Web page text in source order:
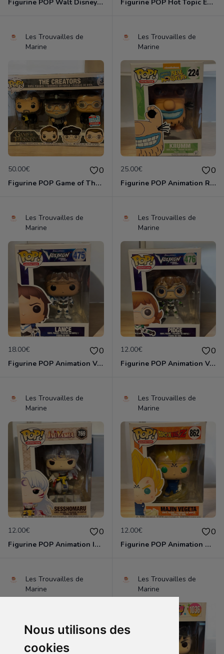
Nous utilisons des
cookies
Figurine POP Walt Disney World 1163 Mickey Mouse on the people mover neuve non deboxee Figurine POP Hot Topic Exclusive SE Ht Nerdette neuve non deboxee
Les Trouvailles de
Marine
50.00€ 0
Figurine POP Game of Thrones The Creators 3 pack The Fall Convention Exclusive neuve non deboxee
Les Trouvailles de
Marine
25.00€ 0
Figurine POP Animation Real Monsters de Nickelodeon - 224 Krumm neuve non deboxee
Les Trouvailles de
Marine
18.00€ 0
Figurine POP Animation Voltron 475 Lance neuve non deboxee
Les Trouvailles de
Marine
12.00€ 0
Figurine POP Animation Voltron 476 Pidge neuve non deboxee
Les Trouvailles de
Marine
12.00€ 0
Figurine POP Animation Inuyasha 769 Sesshomaru neuve non deboxee
Les Trouvailles de
Marine
12.00€ 0
Figurine POP Animation Dragon Ball Z 862 Majin Vegeta neuve non deboxee
Les Trouvailles de
Marine
Les Trouvailles de
Marine